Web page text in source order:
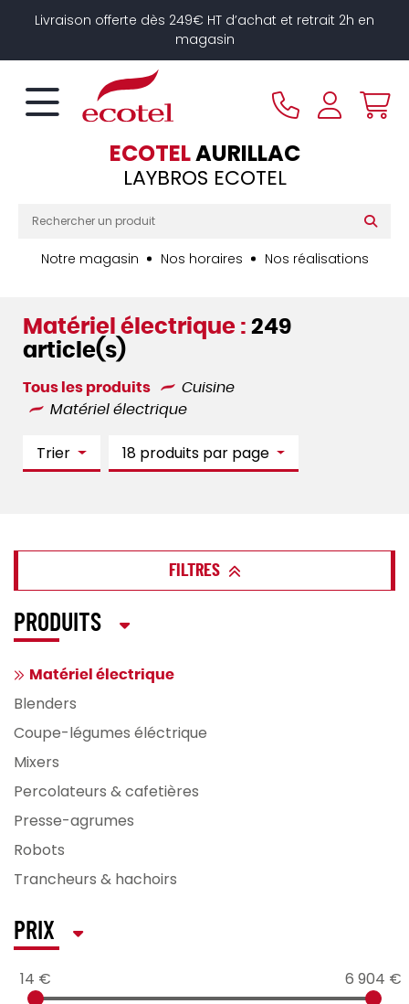
Livraison offerte dès 249€ HT d’achat et retrait 2h en
magasin
ECOTELAURILLAC
LAYBROS ECOTEL
Notre magasin Nos horaires Nos réalisations
Matériel électrique : 249
article(s)
Tous les produits
Cuisine
Matériel électrique
Trier 18 produits par page
FILTRES
PRODUITS
Matériel électrique
Blenders
Coupe-légumes éléctrique
Mixers
Percolateurs & cafetières
Presse-agrumes
Robots
Trancheurs & hachoirs
PRIX
14 € 6 904 €
Panneau de gestion des cookies